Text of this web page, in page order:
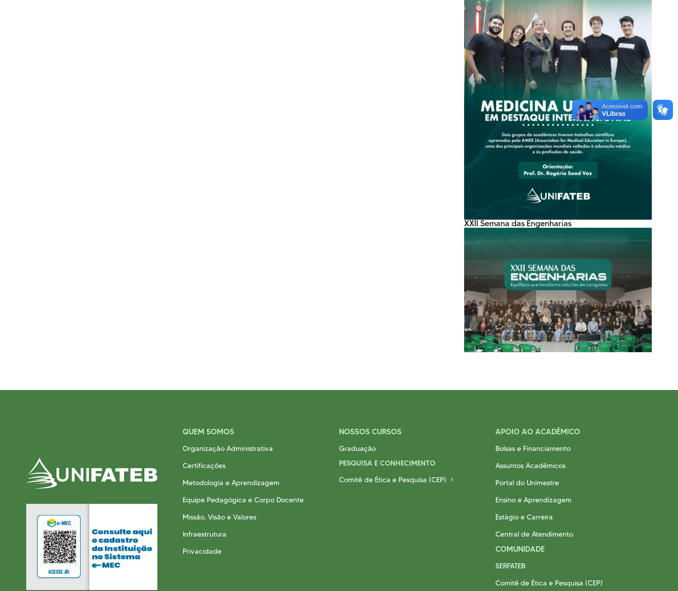
XXII Semana das Engenharias
QUEM SOMOS
Organização Administrativa
Certificações
Metodologia e Aprendizagem
Equipe Pedagógica e Corpo Docente
Missão, Visão e Valores
Infraestrutura
Privacidade
NOSSOS CURSOS
Graduação
PESQUISA E CONHECIMENTO
Comitê de Ética e Pesquisa (CEP)
APOIO AO ACADÊMICO
Bolsas e Financiamento
Assuntos Acadêmicos
Portal do Unimestre
Ensino e Aprendizagem
Estágio e Carreira
Central de Atendimento
COMUNIDADE
SERFATEB
Comitê de Ética e Pesquisa (CEP)